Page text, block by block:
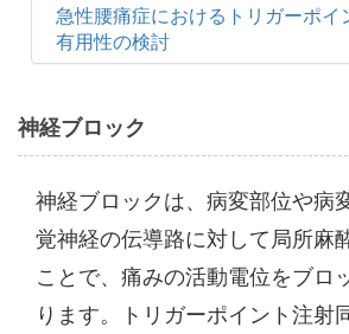
急性腰痛症におけるトリガーポイ
有用性の検討
神経ブロック
神経ブロックは、病変部位や病
覚神経の伝導路に対して局所麻
ことで、痛みの活動電位をブロ
ります。トリガーポイント注射